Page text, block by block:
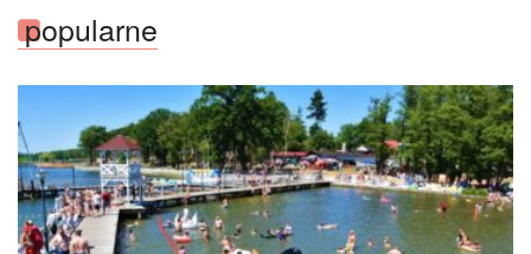
popularne